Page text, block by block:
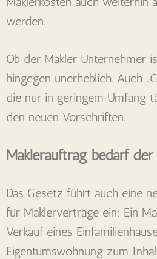
werden.
Ob der Makler Unternehmer
hingegen unerheblich. Auch
die nur in geringem Umfang
den neuen Vorschriften.
Maklerauftrag bedarf
Das Gesetz führt auch eine
für Maklerverträge ein: Ein
Verkauf eines
Eigentumswohnung zum